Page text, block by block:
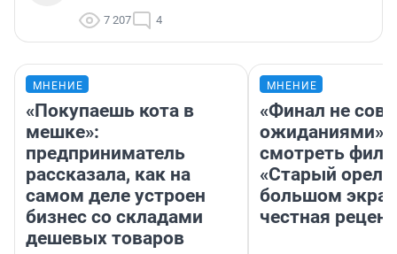
7 207 4
МНЕНИЕ
«Покупаешь кота в
мешке»:
предприниматель
рассказала, как на
самом деле устроен
бизнес со складами
дешевых товаров
МНЕНИЕ
«Финал не
ожиданиями»:
смотреть
«Старый орел»
большом
честная